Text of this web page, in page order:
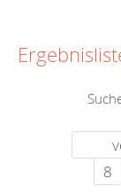
8